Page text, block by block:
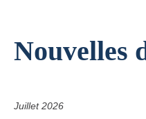
Nouvelles
Juillet 2026